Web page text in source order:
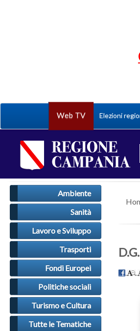
Web TV Elezioni
Ambiente
Sanità
Lavoro e Sviluppo
Trasporti
Fondi Europei
Politiche sociali
Turismo e Cultura
Tutte le Tematiche